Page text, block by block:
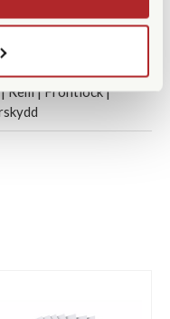
Rem | Frontlock |